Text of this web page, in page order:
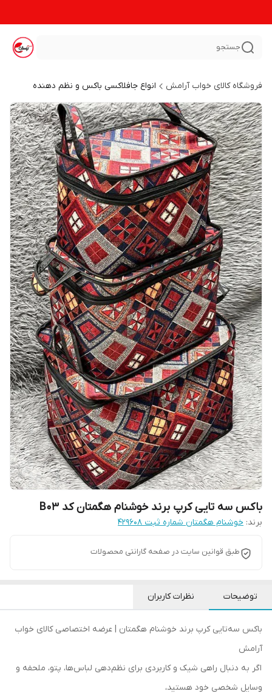
جستجو
فروشگاه کالای خواب آرامش انواع جافلاکسی باکس و نظم دهنده
باکس سه تایی کرپ برند خوشنام هگمتان کد B03
برند: خوشنام هگمتان شماره ثبت ۴۲۹۶۰۸
طبق قوانین سایت در صفحه گارانتی محصولات
توضیحات نظرات کاربران
باکس سه‌تایی کرپ برند خوشنام هگمتان | عرضه اختصاصی کالای خواب
آرامش
اگر به دنبال راهی شیک و کاربردی برای نظم‌دهی لباس‌ها، پتو، ملحفه و
وسایل شخصی خود هستید،